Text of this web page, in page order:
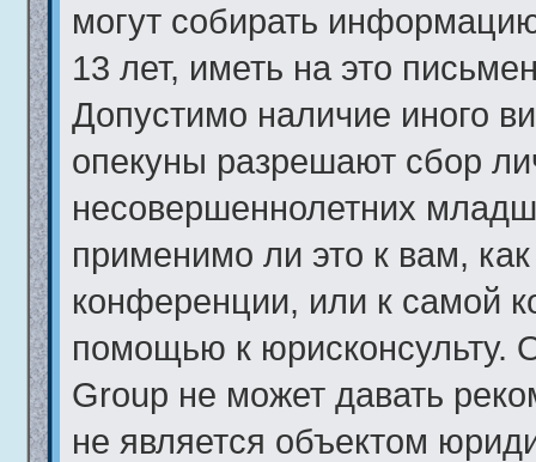
могут собирать
13 лет, иметь на это
Допустимо наличие иного
опекуны разрешают сбор
несовершеннолетних
применимо ли это к вам,
конференции, или к самой
помощью к юрисконсульту.
Group не может давать
не является объектом